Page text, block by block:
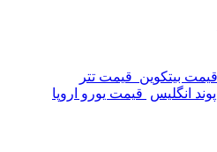
قیمت بیتکوین قیمت تتر
انگلیس قیمت یورو اروپا